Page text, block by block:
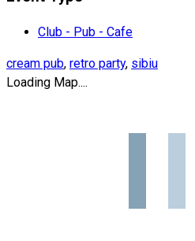
Club - Pub - Cafe
cream pub, retro party, sibiu
Loading Map....